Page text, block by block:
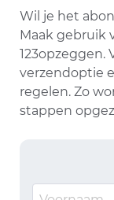
Wil je het
Maak gebruik
123opzeggen.
verzendoptie
regelen. Zo
stappen